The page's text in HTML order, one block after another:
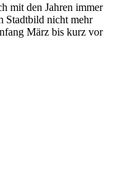
mit den Jahren immer
Stadtbild nicht mehr
März bis kurz vor